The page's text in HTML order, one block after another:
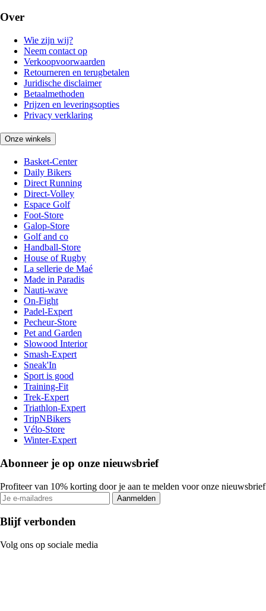
Over
Wie zijn wij?
Neem contact op
Verkoopvoorwaarden
Retourneren en terugbetalen
Juridische disclaimer
Betaalmethoden
Prijzen en leveringsopties
Privacy verklaring
Onze winkels
Basket-Center
Daily Bikers
Direct Running
Direct-Volley
Espace Golf
Foot-Store
Galop-Store
Golf and co
Handball-Store
House of Rugby
La sellerie de Maé
Made in Paradis
Nauti-wave
On-Fight
Padel-Expert
Pecheur-Store
Pet and Garden
Slowood Interior
Smash-Expert
Sneak'In
Sport is good
Training-Fit
Trek-Expert
Triathlon-Expert
TripNBikers
Vélo-Store
Winter-Expert
Abonneer je op onze nieuwsbrief
Profiteer van 10% korting door je aan te melden voor onze nieuwsbrief
Aanmelden
Blijf verbonden
Volg ons op sociale media